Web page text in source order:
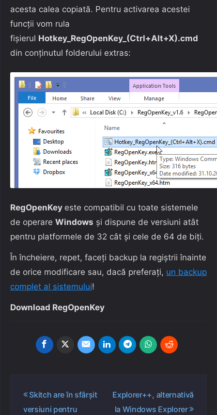
acesta calea copiată. Pentru activarea acestei
funcții vom rula
fișierul Hotkey_RegOpenKey_(Ctrl+Alt+X).cmd
din conținutul folderului extras:
RegOpenKey este compatibil cu toate sistemele
de operare Windows și dispune de versiuni atât
pentru platformele de 32 cât și cele de 64 de biți.
În încheiere, repet, faceți backup la regiștrii înainte
de orice modificare sau, dacă preferați, un backup
complet al sistemului!
Download RegOpenKey
Navigare
Skitch are în sfârșit
versiuni pentru
Explorer++, alternativă
la Windows Explorer